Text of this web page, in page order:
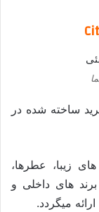
ساخته شده در
زیبا، عطرها،
های داخلی و
میگردد.